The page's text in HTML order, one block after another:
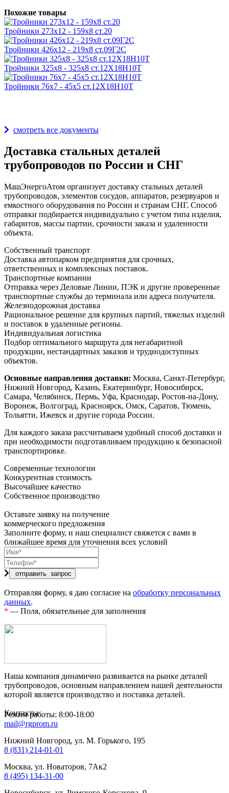
Похожие товары
Тройники 273х12 - 159х8 ст.20
Тройники 426х12 - 219х8 ст.09Г2С
Тройники 325х8 - 325х8 ст.12Х18Н10Т
Тройники 76х7 - 45х5 ст.12Х18Н10Т
смотреть все документы
Доставка стальных деталей
трубопроводов по России и СНГ
МашЭнергоАтом организует доставку стальных деталей
трубопроводов, элементов сосудов, аппаратов, резервуаров и
емкостного оборудования по России и странам СНГ. Способ
отправки подбирается индивидуально с учетом типа изделия,
габаритов, массы партии, срочности заказа и удаленности
объекта.
Собственный транспорт
Доставка автопарком предприятия для срочных,
ответственных и комплексных поставок.
Транспортные компании
Отправка через Деловые Линии, ПЭК и другие проверенные
транспортные службы до терминала или адреса получателя.
Железнодорожная доставка
Рациональное решение для крупных партий, тяжелых изделий
и поставок в удаленные регионы.
Индивидуальная логистика
Подбор оптимального маршрута для негабаритной
продукции, нестандартных заказов и труднодоступных
объектов.
Основные направления доставки: Москва, Санкт-Петербург,
Нижний Новгород, Казань, Екатеринбург, Новосибирск,
Самара, Челябинск, Пермь, Уфа, Краснодар, Ростов-на-Дону,
Воронеж, Волгоград, Красноярск, Омск, Саратов, Тюмень,
Тольятти, Ижевск и другие города России.
Для каждого заказа рассчитываем удобный способ доставки и
при необходимости подготавливаем продукцию к безопасной
транспортировке.
Современные технологии
Конкурентная стоимость
Высочайшее качество
Собственное производство
Оставьте заявку на получение
коммерческого предложения
Заполните форму, и наш специалист свяжется с вами в
ближайшее время для уточнения всех условий
Отправляя форму, я даю согласие на обработку персональных
данных.
* — Поля, обязательные для заполнения
Наша компания динамично развивается на рынке деталей
трубопроводов, основным направлением нашей деятельности
которой является производство и поставка деталей.
Контакты
Режим работы: 8:00-18:00
mail@rgprom.ru
Нижний Новгород, ул. М. Горького, 195
8 (831) 214-01-01
Москва, ул. Новаторов, 7Ак2
8 (495) 134-31-00